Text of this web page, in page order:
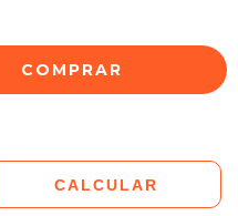
CALCULAR